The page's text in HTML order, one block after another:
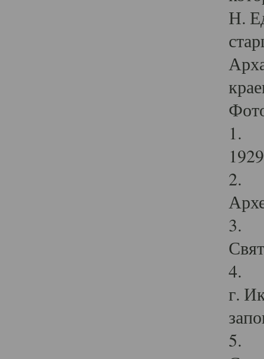
Н.
1.
2.
3.
4.
г.
5.